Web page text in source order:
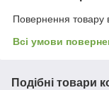
Повернення товару
Всі умови
Подібні товари